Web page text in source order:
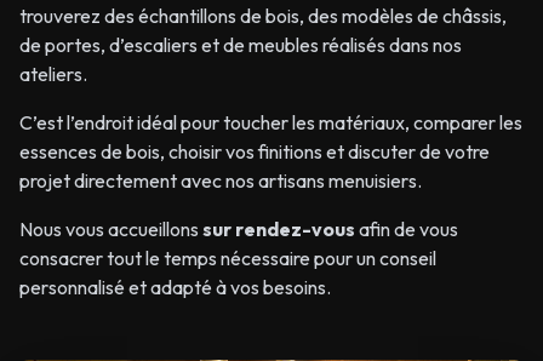
trouverez des échantillons de bois, des modèles de châssis,
de portes, d’escaliers et de meubles réalisés dans nos
ateliers.
C’est l’endroit idéal pour toucher les matériaux, comparer les
essences de bois, choisir vos finitions et discuter de votre
projet directement avec nos artisans menuisiers.
Nous vous accueillons sur rendez-vous afin de vous
consacrer tout le temps nécessaire pour un conseil
personnalisé et adapté à vos besoins.